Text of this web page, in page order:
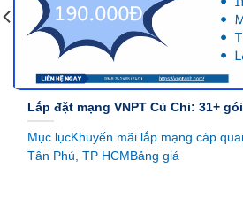
Lắp đặt mạng VNPT Củ Chi: 31+
Mục lụcKhuyến mãi lắp mạng cáp
Tân Phú, TP HCMBảng giá